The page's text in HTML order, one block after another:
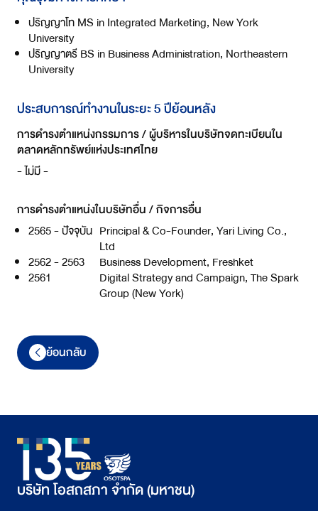
ปริญญาโท MS in Integrated Marketing, New York
University
ปริญญาตรี BS in Business Administration, Northeastern
University
ประสบการณ์ทำงานในระยะ 5 ปีย้อนหลัง
การดำรงตำแหน่งกรรมการ / ผู้บริหารในบริษัทจดทะเบียนใน
ตลาดหลักทรัพย์แห่งประเทศไทย
- ไม่มี -
การดำรงตำแหน่งในบริษัทอื่น / กิจการอื่น
2565 - ปัจจุบัน Principal & Co-Founder, Yari Living Co.,
Ltd
2562 - 2563
Business Development, Freshket
2561
Digital Strategy and Campaign, The Spark
Group (New York)
ย้อนกลับ
บริษัท โอสถสภา จำกัด (มหาชน)